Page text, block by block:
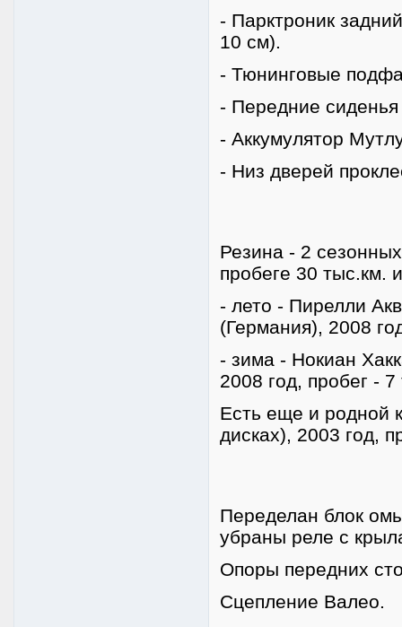
- Парктроник
10 см).
- Тюнинговые
- Передние
- Аккумулятор
- Низ дверей
Резина - 2
пробеге 30 тыс.км.
- лето - Пирелли
(Германия), 2008
- зима - Нокиан
2008 год, пробег -
Есть еще и родной
дисках), 2003 год,
Переделан блок
убраны реле с
Опоры передних
Сцепление Валео.